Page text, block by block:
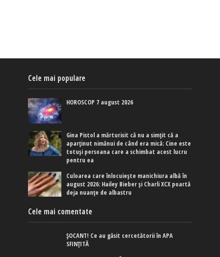
Cele mai populare
HOROSCOP 7 august 2026
Gina Pistol a mărturisit că nu a simțit că a
aparținut nimănui de când era mică: Cine este
totuși persoana care a schimbat acest lucru
pentru ea
Culoarea care înlocuiește manichiura albă în
august 2026: Hailey Bieber și Charli XCX poartă
deja nuanțe de albastru
Cele mai comentate
ȘOCANT! Ce au găsit cercetătorii în APA
SFINȚITĂ